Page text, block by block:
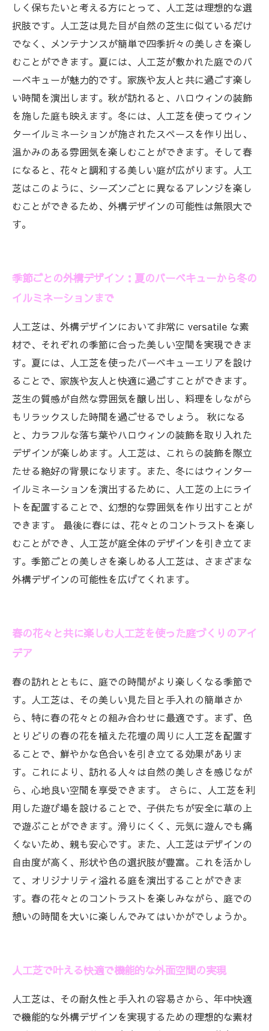
しく保ちたいと考える方にとって、人工芝は理想的な選
択肢です。人工芝は見た目が自然の芝生に似ているだけ
でなく、メンテナンスが簡単で四季折々の美しさを楽し
むことができます。夏には、人工芝が敷かれた庭でのバ
ーベキューが魅力的です。家族や友人と共に過ごす楽し
い時間を演出します。秋が訪れると、ハロウィンの装飾
を施した庭も映えます。冬には、人工芝を使ってウィン
ターイルミネーションが施されたスペースを作り出し、
温かみのある雰囲気を楽しむことができます。そして春
になると、花々と調和する美しい庭が広がります。人工
芝はこのように、シーズンごとに異なるアレンジを楽し
むことができるため、外構デザインの可能性は無限大で
す。
季節ごとの外構デザイン：夏のバーベキューから冬の
イルミネーションまで
人工芝は、外構デザインにおいて非常に versatile な素
材で、それぞれの季節に合った美しい空間を実現できま
す。夏には、人工芝を使ったバーベキューエリアを設け
ることで、家族や友人と快適に過ごすことができます。
芝生の質感が自然な雰囲気を醸し出し、料理をしながら
もリラックスした時間を過ごせるでしょう。 秋になる
と、カラフルな落ち葉やハロウィンの装飾を取り入れた
デザインが楽しめます。人工芝は、これらの装飾を際立
たせる絶好の背景になります。また、冬にはウィンター
イルミネーションを演出するために、人工芝の上にライ
トを配置することで、幻想的な雰囲気を作り出すことが
できます。 最後に春には、花々とのコントラストを楽し
むことができ、人工芝が庭全体のデザインを引き立てま
す。季節ごとの美しさを楽しめる人工芝は、さまざまな
外構デザインの可能性を広げてくれます。
春の花々と共に楽しむ人工芝を使った庭づくりのアイ
デア
春の訪れとともに、庭での時間がより楽しくなる季節で
す。人工芝は、その美しい見た目と手入れの簡単さか
ら、特に春の花々との組み合わせに最適です。まず、色
とりどりの春の花を植えた花壇の周りに人工芝を配置す
ることで、鮮やかな色合いを引き立てる効果がありま
す。これにより、訪れる人々は自然の美しさを感じなが
ら、心地良い空間を享受できます。 さらに、人工芝を利
用した遊び場を設けることで、子供たちが安全に草の上
で遊ぶことができます。滑りにくく、元気に遊んでも痛
くないため、親も安心です。また、人工芝はデザインの
自由度が高く、形状や色の選択肢が豊富。これを活かし
て、オリジナリティ溢れる庭を演出することができま
す。春の花々とのコントラストを楽しみながら、庭での
憩いの時間を大いに楽しんでみてはいかがでしょうか。
人工芝で叶える快適で機能的な外面空間の実現
人工芝は、その耐久性と手入れの容易さから、年中快適
で機能的な外構デザインを実現するための理想的な素材